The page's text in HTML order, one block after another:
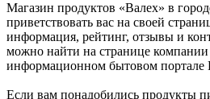
Магазин продуктов «Валех» в
приветствовать вас на своей
информация, рейтинг, отзывы и
можно найти на странице компании
информационном бытовом портале
Если вам понадобились продукты